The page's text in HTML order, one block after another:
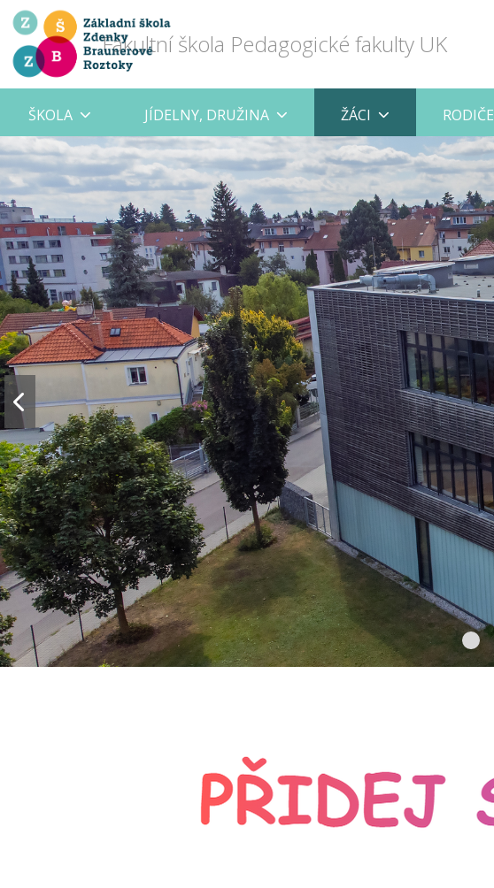
Fakultní škola Pedagogické fakulty UK
ŠKOLA JÍDELNY, DRUŽINA ŽÁCI RODIČE